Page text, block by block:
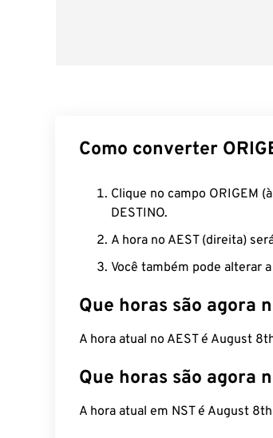
Como converter
Clique no campo ORIGEM
DESTINO.
A hora no AEST (direita)
Você também pode alterar
Que horas são agora
A hora atual no AEST é August
Que horas são agora
A hora atual em NST é August